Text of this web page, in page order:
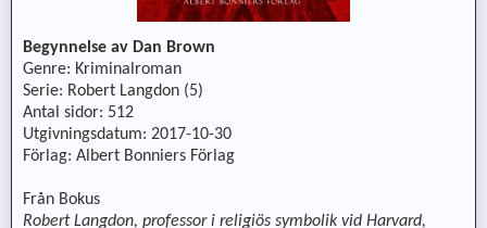
Begynnelse av Dan Brown
Genre: Kriminalroman
Serie: Robert Langdon (5)
Antal sidor: 512
Utgivningsdatum: 2017-10-30
Förlag: Albert Bonniers Förlag
Från Bokus
Robert Langdon, professor i religiös symbolik vid Harvard,